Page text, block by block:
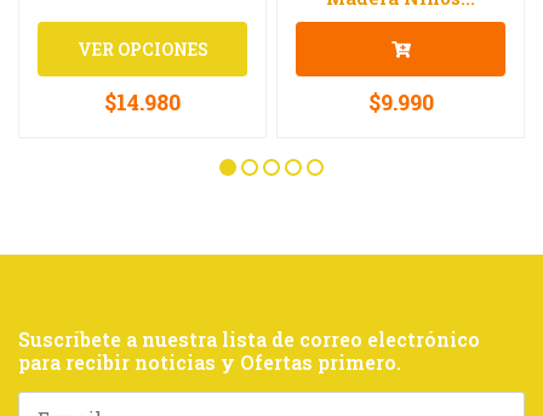
VER OPCIONES
$14.980 $9.990
Suscríbete a nuestra lista de correo electrónico
para recibir noticias y Ofertas primero.